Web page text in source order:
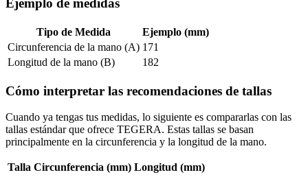
Ejemplo de medidas
Tipo de Medida
Ejemplo (mm)
Circunferencia de la mano (A) 171
Longitud de la mano (B)
182
Cómo interpretar las recomendaciones de tallas
Cuando ya tengas tus medidas, lo siguiente es compararlas con las
tallas estándar que ofrece TEGERA. Estas tallas se basan
principalmente en la circunferencia y la longitud de la mano.
Talla Circunferencia (mm) Longitud (mm)